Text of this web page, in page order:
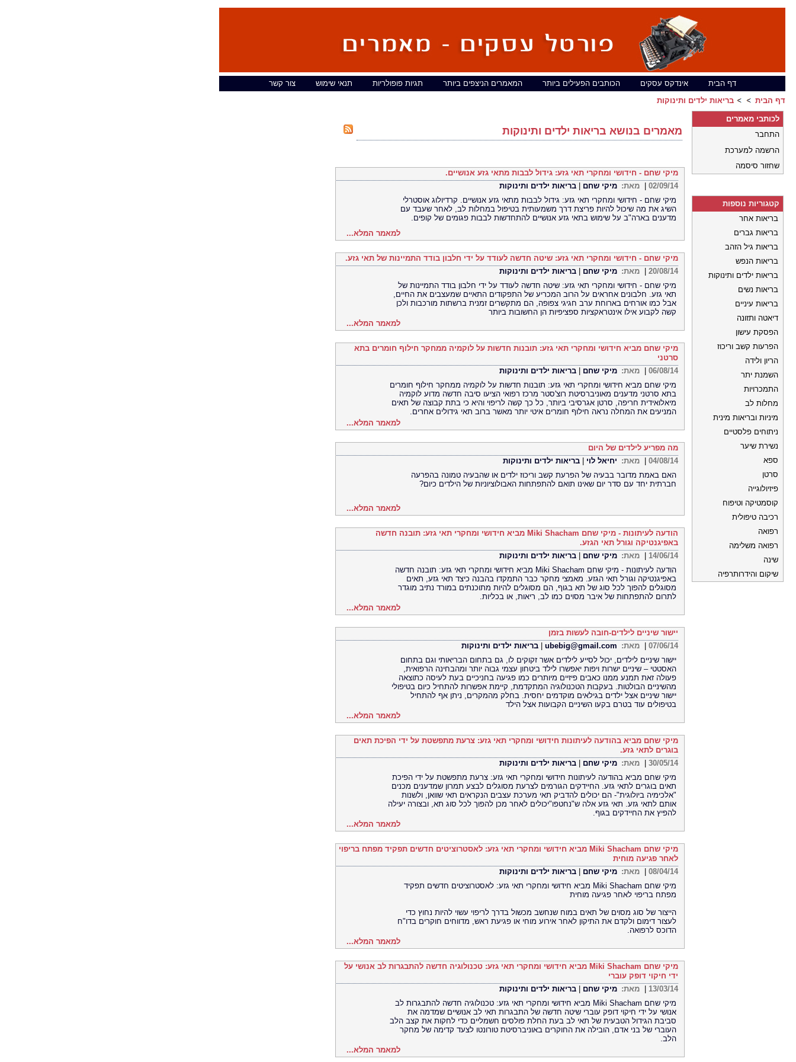
דף הבית אינדקס עסקים הכותבים הפעילים ביותר המאמרים הניצפים ביותר תגיות פופולריות תנאי שימוש
צור קשר
דף הבית
בריאות ילדים ותינוקות
מאמרים בנושא בריאות ילדים ותינוקות
מיקי שחם - חידושי ומחקרי תאי גזע: גידול לבבות מתאי גזע אנושיים.
02/09/14
מאת: מיקי שחם
בריאות ילדים ותינוקות
מיקי שחם - חידושי ומחקרי תאי גזע: גידול לבבות מתאי גזע אנושיים. קרדיולוג אוסטרלי
השיג את מה שיכול להיות פריצת דרך משמעותית בטיפול במחלות לב, לאחר שעבד עם
מדענים בארה"ב על שימוש בתאי גזע אנושיים להתחדשות לבבות פגומים של קופים.
למאמר המלא...
מיקי שחם - חידושי ומחקרי תאי גזע: שיטה חדשה לעודד על ידי חלבון בודד התמיינות של תאי גזע.
20/08/14
מאת: מיקי שחם
בריאות ילדים ותינוקות
מיקי שחם - חידושי ומחקרי תאי גזע: שיטה חדשה לעודד על ידי חלבון בודד התמיינות של
תאי גזע. חלבונים אחראים על הרוב המכריע של התפקודים התאיים שמעצבים את החיים,
אבל כמו אורחים בארוחת ערב חגיגי צפופה, הם מתקשרים זמנית ברשתות מורכבות ולכן
קשה לקבוע אילו אינטראקציות ספציפיות הן החשובות ביותר
למאמר המלא...
מיקי שחם מביא חידושי ומחקרי תאי גזע: תובנות חדשות על לוקמיה ממחקר חילוף חומרים בתא
סרטני
06/08/14
מאת: מיקי שחם
בריאות ילדים ותינוקות
מיקי שחם מביא חידושי ומחקרי תאי גזע: תובנות חדשות על לוקמיה ממחקר חילוף חומרים
בתא סרטני מדענים מאוניברסיטת רוצ'סטר מרכז רפואי הציעו סיבה חדשה מדוע לוקמיה
מיאלואידית חריפה, סרטן אגרסיבי ביותר, כל כך קשה לריפוי והיא כי בתת קבוצה של תאים
המניעים את המחלה נראה חילוף חומרים איטי יותר מאשר ברוב תאי גידולים אחרים.
למאמר המלא...
מה מפריע לילדים של היום
04/08/14
מאת: יחיאל לוי
בריאות ילדים ותינוקות
האם באמת מדובר בבעיה של הפרעת קשב וריכוז ילדים או שהבעיה טמונה בהפרעה
חברתית יחד עם סדר יום שאינו תואם להתפתחות האבולוציוניות של הילדים כיום?
למאמר המלא...
הודעה לעיתונות - מיקי שחם Miki Shacham מביא חידושי ומחקרי תאי גזע: תובנה חדשה
באפיגנטיקה וגורל תאי הגזע.
14/06/14
מאת: מיקי שחם
בריאות ילדים ותינוקות
הודעה לעיתונות - מיקי שחם Miki Shacham מביא חידושי ומחקרי תאי גזע: תובנה חדשה
באפיגנטיקה וגורל תאי הגזע. מאמצי מחקר כבר התמקדו בהבנה כיצד תאי גזע, תאים
מסוגלים להפוך לכל סוג של תא בגוף, הם מסוגלים להיות מתוכנתים במורד נתיב מוגדר
לתרום להתפתחות של איבר מסוים כמו לב, ריאות, או בכליות.
למאמר המלא...
יישור שיניים לילדים-חובה לעשות בזמן
07/06/14
מאת: ubebig@gmail.com
בריאות ילדים ותינוקות
יישור שיניים לילדים, יכול לסייע לילדים אשר זקוקים לו, גם בתחום הבריאותי וגם בתחום
האסטטי – שיניים ישרות ויפות יאפשרו לילד ביטחון עצמי גבוה יותר ומהבחינה הרפואית,
פעולה זאת תמנע ממנו כאבים פיזיים מיותרים כמו פגיעה בחניכיים בעת לעיסה כתוצאה
מהשיניים הבולטות. בעקבות הטכנולוגיה המתקדמת, קיימת אפשרות להתחיל כיום בטיפולי
יישור שיניים אצל ילדים בגילאים מוקדמים יחסית. בחלק מהמקרים, ניתן אף להתחיל
בטיפולים עוד בטרם בקעו השיניים הקבועות אצל הילד
למאמר המלא...
מיקי שחם מביא בהודעה לעיתונות חידושי ומחקרי תאי גזע: צרעת מתפשטת על ידי הפיכת תאים
בוגרים לתאי גזע.
30/05/14
מאת: מיקי שחם
בריאות ילדים ותינוקות
מיקי שחם מביא בהודעה לעיתונות חידושי ומחקרי תאי גזע: צרעת מתפשטת על ידי הפיכת
תאים בוגרים לתאי גזע. החיידקים הגורמים לצרעת מסוגלים לבצע תמרון שמדענים מכנים
"אלכימיה ביולוגית"- הם יכולים להדביק תאי מערכת עצבים הנקראים תאי שוואן, ולשנות
אותם לתאי גזע. תאי גזע אלה ש"נחטפו"יכולים לאחר מכן להפוך לכל סוג תא, ובצורה יעילה
להפיץ את החיידקים בגוף.
למאמר המלא...
מיקי שחם Miki Shacham מביא חידושי ומחקרי תאי גזע: לאסטרוציטים חדשים תפקיד מפתח בריפוי
לאחר פגיעה מוחית
08/04/14
מאת: מיקי שחם
בריאות ילדים ותינוקות
מיקי שחם Miki Shacham מביא חידושי ומחקרי תאי גזע: לאסטרוציטים חדשים תפקיד
מפתח בריפוי לאחר פגיעה מוחית
הייצור של סוג מסוים של תאים במוח שנחשב מכשול בדרך לריפוי עשוי להיות נחוץ כדי
לעצור דימום ולקדם את התיקון לאחר אירוע מוחי או פגיעת ראש, מדווחים חוקרים בדו"ח
הדוכס לרפואה.
למאמר המלא...
מיקי שחם Miki Shacham מביא חידושי ומחקרי תאי גזע: טכנולוגיה חדשה להתבגרות לב אנושי על
ידי חיקוי דופק עוברי
13/03/14
מאת: מיקי שחם
בריאות ילדים ותינוקות
מיקי שחם Miki Shacham מביא חידושי ומחקרי תאי גזע: טכנולוגיה חדשה להתבגרות לב
אנושי על ידי חיקוי דופק עוברי שיטה חדשה של התבגרות תאי לב אנושיים שמדמה את
סביבת הגידול הטבעית של תאי לב בעת החלת פולסים חשמליים כדי לחקות את קצב הלב
העוברי של בני אדם, הובילה את החוקרים באוניברסיטת טורונטו לצעד קדימה של מחקר
הלב.
למאמר המלא...
לכותבי מאמרים
התחבר
הרשמה למערכת
שחזור סיסמה
קטגוריות נוספות
בריאות אחר
בריאות גברים
בריאות גיל הזהב
בריאות הנפש
בריאות ילדים ותינוקות
בריאות נשים
בריאות עיניים
דיאטה ותזונה
הפסקת עישון
הפרעות קשב וריכוז
הריון ולידה
השמנת יתר
התמכרויות
מחלות לב
מיניות ובריאות מינית
ניתוחים פלסטיים
נשירת שיער
ספא
סרטן
פיזיולוגייה
קוסמטיקה וטיפוח
רכיבה טיפולית
רפואה
רפואה משלימה
שינה
שיקום והידרותרפיה